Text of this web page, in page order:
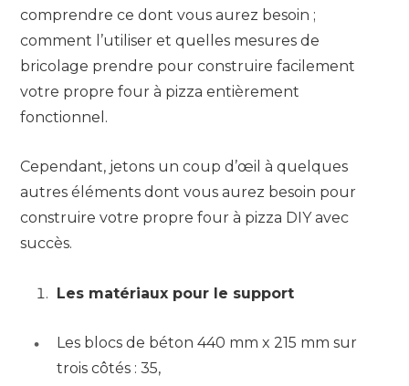
comprendre ce dont vous aurez besoin ;
comment l’utiliser et quelles mesures de
bricolage prendre pour construire facilement
votre propre four à pizza entièrement
fonctionnel.
Cependant, jetons un coup d’œil à quelques
autres éléments dont vous aurez besoin pour
construire votre propre four à pizza DIY avec
succès.
Les matériaux pour le support
Les blocs de béton 440 mm x 215 mm sur
trois côtés : 35,